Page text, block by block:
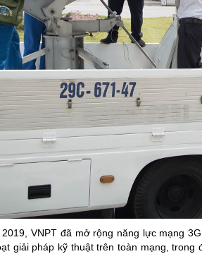
VNPT đã mở rộng năng lực mạng
giải pháp kỹ thuật trên toàn mạng,